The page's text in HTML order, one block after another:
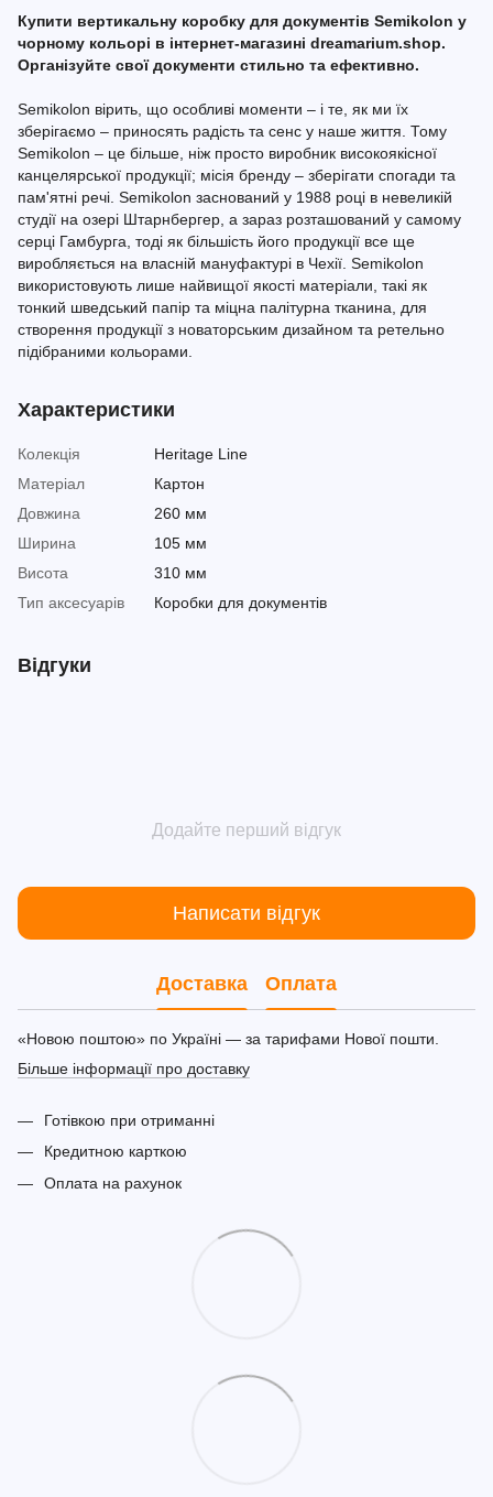
Купити вертикальну коробку для документів Semikolon у
чорному кольорі в інтернет-магазині dreamarium.shop.
Організуйте свої документи стильно та ефективно.
Semikolon вірить, що особливі моменти – і те, як ми їх
зберігаємо – приносять радість та сенс у наше життя. Тому
Semikolon – це більше, ніж просто виробник високоякісної
канцелярської продукції; місія бренду – зберігати спогади та
пам'ятні речі. Semikolon заснований у 1988 році в невеликій
студії на озері Штарнбергер, а зараз розташований у самому
серці Гамбурга, тоді як більшість його продукції все ще
виробляється на власній мануфактурі в Чехії. Semikolon
використовують лише найвищої якості матеріали, такі як
тонкий шведський папір та міцна палітурна тканина, для
створення продукції з новаторським дизайном та ретельно
підібраними кольорами.
Характеристики
Колекція
Heritage Line
Матеріал
Картон
Довжина
260 мм
Ширина
105 мм
Висота
310 мм
Тип аксесуарів
Коробки для документів
Відгуки
Додайте перший відгук
Написати відгук
Доставка Оплата
«Новою поштою» по Україні — за тарифами Нової пошти.
Більше інформації про доставку
Готівкою при отриманні
Кредитною карткою
Оплата на рахунок